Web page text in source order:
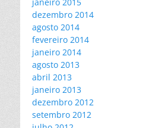
dezembro 2014
agosto 2014
fevereiro 2014
janeiro 2014
agosto 2013
abril 2013
janeiro 2013
dezembro 2012
setembro 2012